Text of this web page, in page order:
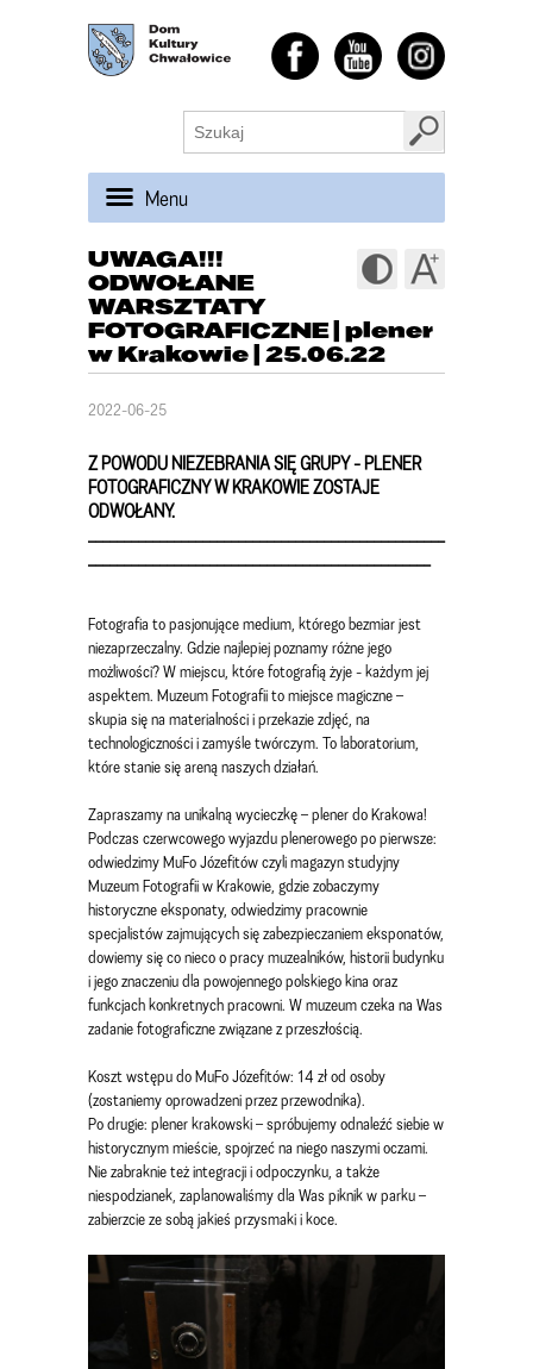
Menu
UWAGA!!!
ODWOŁANE
WARSZTATY
FOTOGRAFICZNE | plener
w Krakowie | 25.06.22
2022-06-25
Z POWODU NIEZEBRANIA SIĘ GRUPY - PLENER
FOTOGRAFICZNY W KRAKOWIE ZOSTAJE
ODWOŁANY.
__________________________________________________
________________________________________________
Fotografia to pasjonujące medium, którego bezmiar jest
niezaprzeczalny. Gdzie najlepiej poznamy różne jego
możliwości? W miejscu, które fotografią żyje - każdym jej
aspektem. Muzeum Fotografii to miejsce magiczne –
skupia się na materialności i przekazie zdjęć, na
technologiczności i zamyśle twórczym. To laboratorium,
które stanie się areną naszych działań.
Zapraszamy na unikalną wycieczkę – plener do Krakowa!
Podczas czerwcowego wyjazdu plenerowego po pierwsze:
odwiedzimy MuFo Józefitów czyli magazyn studyjny
Muzeum Fotografii w Krakowie, gdzie zobaczymy
historyczne eksponaty, odwiedzimy pracownie
specjalistów zajmujących się zabezpieczaniem eksponatów,
dowiemy się co nieco o pracy muzealników, historii budynku
i jego znaczeniu dla powojennego polskiego kina oraz
funkcjach konkretnych pracowni. W muzeum czeka na Was
zadanie fotograficzne związane z przeszłością.
Koszt wstępu do MuFo Józefitów: 14 zł od osoby
(zostaniemy oprowadzeni przez przewodnika).
Po drugie: plener krakowski – spróbujemy odnaleźć siebie w
historycznym mieście, spojrzeć na niego naszymi oczami.
Nie zabraknie też integracji i odpoczynku, a także
niespodzianek, zaplanowaliśmy dla Was piknik w parku –
zabierzcie ze sobą jakieś przysmaki i koce.